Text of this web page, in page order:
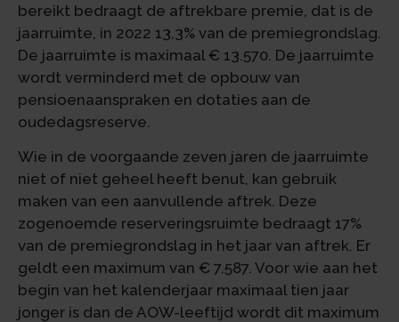
bereikt bedraagt de aftrekbare premie, dat is de
jaarruimte, in 2022 13,3% van de premiegrondslag.
De jaarruimte is maximaal € 13.570. De jaarruimte
wordt verminderd met de opbouw van
pensioenaanspraken en dotaties aan de
oudedagsreserve.
Wie in de voorgaande zeven jaren de jaarruimte
niet of niet geheel heeft benut, kan gebruik
maken van een aanvullende aftrek. Deze
zogenoemde reserveringsruimte bedraagt 17%
van de premiegrondslag in het jaar van aftrek. Er
geldt een maximum van € 7.587. Voor wie aan het
begin van het kalenderjaar maximaal tien jaar
jonger is dan de AOW-leeftijd wordt dit maximum